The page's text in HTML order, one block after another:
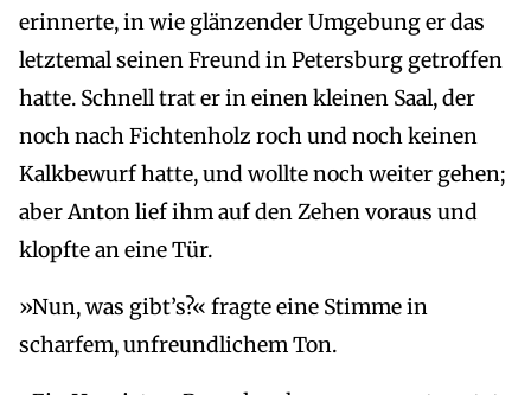
erinnerte, in wie glänzender Umgebung er das
letztemal seinen Freund in Petersburg getroffen
hatte. Schnell trat er in einen kleinen Saal, der
noch nach Fichtenholz roch und noch keinen
Kalkbewurf hatte, und wollte noch weiter gehen;
aber Anton lief ihm auf den Zehen voraus und
klopfte an eine Tür.
»Nun, was gibt’s?« fragte eine Stimme in
scharfem, unfreundlichem Ton.